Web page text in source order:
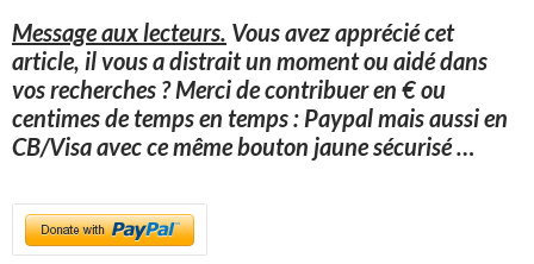
Message aux lecteurs. Vous avez apprécié cet
article, il vous a distrait un moment ou aidé dans
vos recherches ? Merci de contribuer en € ou
centimes de temps en temps : Paypal mais aussi en
CB/Visa avec ce même bouton jaune sécurisé…